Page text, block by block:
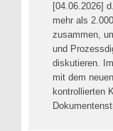
[04.06.2026]
mehr als
zusammen,
und
diskutieren.
mit dem
kontrollierten